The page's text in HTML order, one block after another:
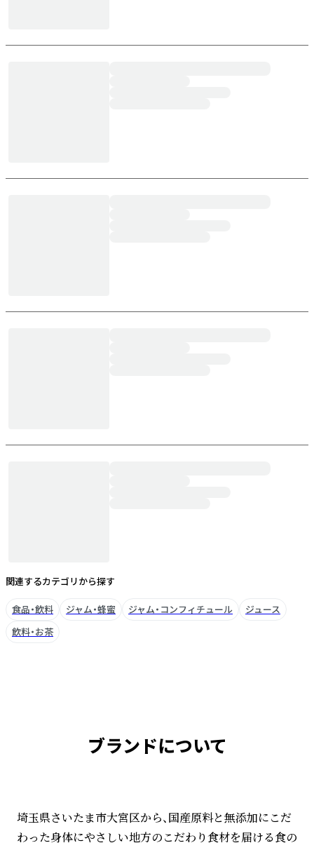
関連するカテゴリから探す
食品・飲料 ジャム・蜂蜜 ジャム・コンフィチュール
ジュース
飲料・お茶
ブランドについて
埼玉県さいたま市大宮区から、国産原料と無添加にこだ
わった身体にやさしい地方のこだわり食材を届ける食の